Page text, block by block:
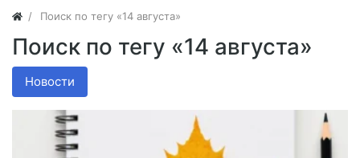
Поиск по тегу «14 августа»
Поиск по тегу «14 августа»
Новости